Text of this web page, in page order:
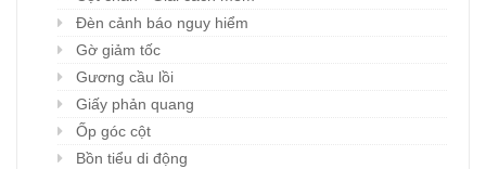
Đèn cảnh báo nguy hiểm
Gờ giảm tốc
Gương cầu lồi
Giấy phản quang
Ốp góc cột
Bồn tiểu di động